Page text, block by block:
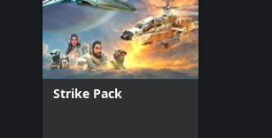
Strike Pack